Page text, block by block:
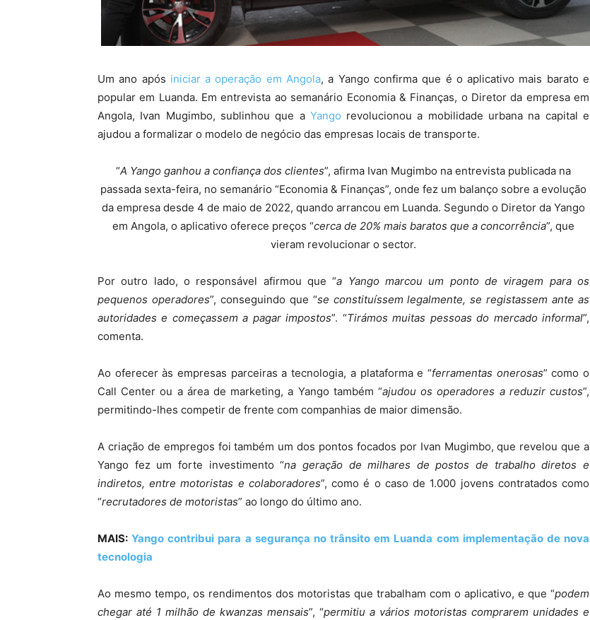
Um ano após iniciar a operação em Angola, a Yango confirma que é o aplicativo mais barato e
popular em Luanda. Em entrevista ao semanário Economia & Finanças, o Diretor da empresa em
Angola, Ivan Mugimbo, sublinhou que a Yango revolucionou a mobilidade urbana na capital e
ajudou a formalizar o modelo de negócio das empresas locais de transporte.
“A Yango ganhou a confiança dos clientes”, afirma Ivan Mugimbo na entrevista publicada na
passada sexta-feira, no semanário “Economia & Finanças”, onde fez um balanço sobre a evolução
da empresa desde 4 de maio de 2022, quando arrancou em Luanda. Segundo o Diretor da Yango
em Angola, o aplicativo oferece preços “cerca de 20% mais baratos que a concorrência”, que
vieram revolucionar o sector.
Por outro lado, o responsável afirmou que “a Yango marcou um ponto de viragem para os
pequenos operadores”, conseguindo que “se constituíssem legalmente, se registassem ante as
autoridades e começassem a pagar impostos”. “Tirámos muitas pessoas do mercado informal”,
comenta.
Ao oferecer às empresas parceiras a tecnologia, a plataforma e “ferramentas onerosas” como o
Call Center ou a área de marketing, a Yango também “ajudou os operadores a reduzir custos”,
permitindo-lhes competir de frente com companhias de maior dimensão.
A criação de empregos foi também um dos pontos focados por Ivan Mugimbo, que revelou que a
Yango fez um forte investimento “na geração de milhares de postos de trabalho diretos e
indiretos, entre motoristas e colaboradores”, como é o caso de 1.000 jovens contratados como
“recrutadores de motoristas” ao longo do último ano.
MAIS:Yango contribui para a segurança no trânsito em Luanda com implementação de nova
tecnologia
Ao mesmo tempo, os rendimentos dos motoristas que trabalham com o aplicativo, e que “podem
chegar até 1 milhão de kwanzas mensais”, “permitiu a vários motoristas comprarem unidades e